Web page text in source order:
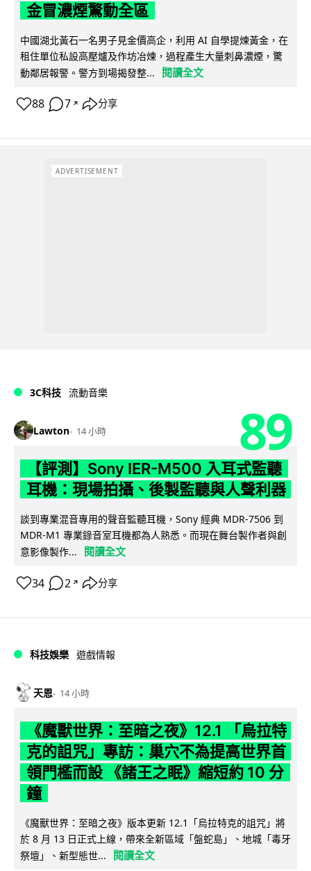
金冒濃煙驚動全區
中國湖北黃石一名男子見金價高企，利用 AI 自學提煉黃金，在
租住單位私設高壓爐及作坊冶煉，過程產生大量刺鼻濃煙，驚
動鄰居報警。警方到場揭發整...
閱讀全文
88 7 ↗ 分享
ADVERTISEMENT
3C科技 流動音樂
Lawton 14 小時 89
【評測】Sony IER-M500 入耳式監聽
耳機：現場拍攝、後製監聽與人聲利器
談到專業混音專用的聲音監聽耳機，Sony 經典 MDR-7506 到
MDR-M1 專業錄音室耳機都為人熟悉。而現在舞台製作者與創
意影像製作...
閱讀全文
34 2 ↗ 分享
科技娛樂 遊戲情報
天恩 14 小時
《魔獸世界：至暗之夜》12.1 「烏拉特
克的詛咒」專訪：巢穴不為提高世界首
領門檻而設 《諸王之眠》縮短約 10 分
鐘
《魔獸世界：至暗之夜》版本更新 12.1「烏拉特克的詛咒」將
於 8 月 13 日正式上線，帶來全新區域「盤蛇島」、地城「毒牙
祭壇」、新型態世...
閱讀全文